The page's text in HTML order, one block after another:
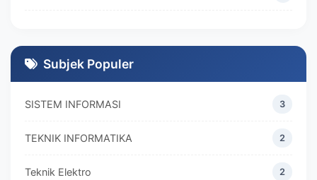
DIVA MARISKA;
Subjek Populer
SISTEM INFORMASI 3
TEKNIK INFORMATIKA 2
Teknik Elektro 2